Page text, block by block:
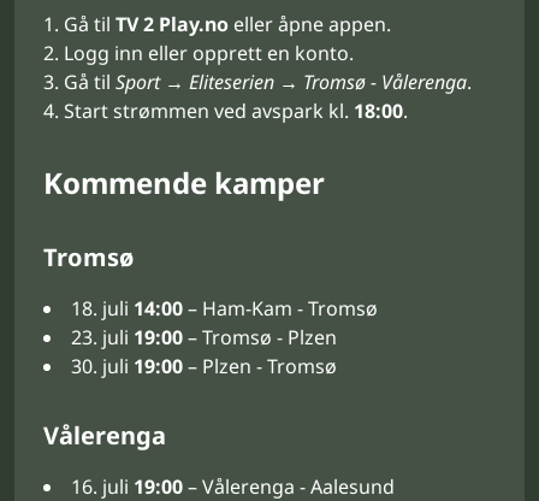
Gå til TV 2 Play.no eller åpne appen.
Logg inn eller opprett en konto.
Gå til Sport → Eliteserien → Tromsø - Vålerenga.
Start strømmen ved avspark kl. 18:00.
Kommende kamper
Tromsø
18. juli 14:00– Ham-Kam - Tromsø
23. juli 19:00– Tromsø - Plzen
30. juli 19:00– Plzen - Tromsø
Vålerenga
16. juli 19:00– Vålerenga - Aalesund